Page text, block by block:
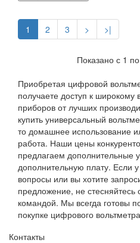
1 2 3 > >|
Показано с 1
Приобретая цифровой
получаете доступ к широкому
приборов от лучших
купить универсальный
то домашнее использование
работа. Наши цены
предлагаем дополнительные
дополнительную плату. Если
вопросы или вы хотите
предложение, не стесняйтесь
командой. Мы всегда готовы
покупке цифрового
Контакты